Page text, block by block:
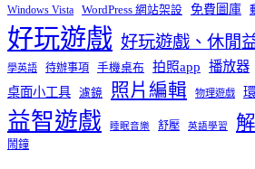
Windows Vista WordPress 網站架設 免費圖庫
好玩遊戲 好玩遊戲、休閒
學英語 待辦事項 手機桌布 拍照app 播放器
桌面小工具 濾鏡 照片編輯 物理遊戲
益智遊戲 睡眠音樂 舒壓 英語學習
鬧鐘